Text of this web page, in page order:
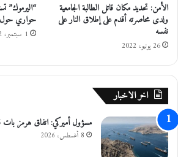
ع
ر
ق
م
8
الأمن: تحديد مكان قاتل الطالبة الجامعية
ولدى محاصرته أقدم على إطلاق النار على
نفسه
26 يونيو، 2022
“اليرموك”
حواري
1 سبتمبر، 2022
اخر الاخبار
مسؤول أميركي: اتفاق هرمز بات
8 أغسطس، 2026